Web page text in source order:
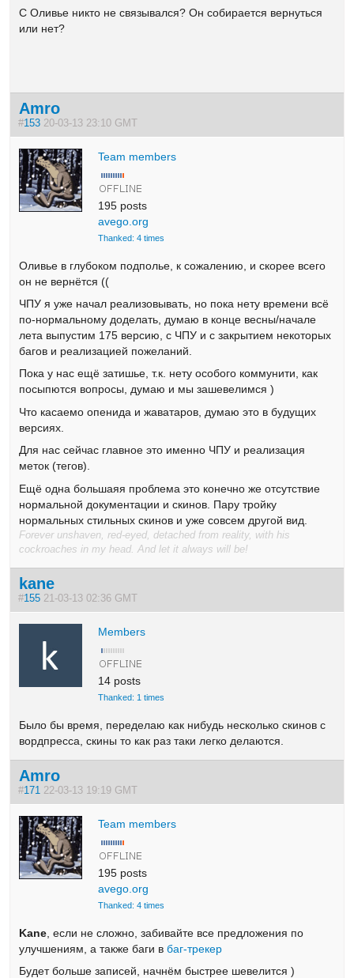
С Оливье никто не связывался? Он собирается вернуться
или нет?
Amro
#153 20-03-13 23:10 GMT
Team members
195 posts
avego.org
Thanked: 4 times
Оливье в глубоком подполье, к сожалению, и скорее всего
он не вернётся ((
ЧПУ я уже начал реализовывать, но пока нету времени всё
по-нормальному доделать, думаю в конце весны/начале
лета выпустим 175 версию, с ЧПУ и с закрытием некоторых
багов и реализацией пожеланий.
Пока у нас ещё затишье, т.к. нету особого коммунити, как
посыпются вопросы, думаю и мы зашевелимся )
Что касаемо опенида и жаватаров, думаю это в будущих
версиях.
Для нас сейчас главное это именно ЧПУ и реализация
меток (тегов).
Ещё одна большаяя проблема это конечно же отсутствие
нормальной документации и скинов. Пару тройку
нормальных стильных скинов и уже совсем другой вид.
Forever unshaven, red-eyed, detached from reality, with his
cockroaches in my head. And let it always will be!
kane
#155 21-03-13 02:36 GMT
Members
14 posts
Thanked: 1 times
Было бы время, переделаю как нибудь несколько скинов с
вордпресса, скины то как раз таки легко делаются.
Amro
#171 22-03-13 19:19 GMT
Team members
195 posts
avego.org
Thanked: 4 times
Kane , если не сложно, забивайте все предложения по
улучшениям, а также баги вбаг-трекер
Будет больше записей, начнём быстрее шевелится )